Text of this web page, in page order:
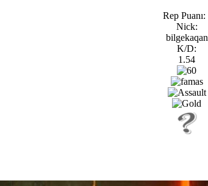
Rep Puanı:
Nick:
bilgekaqan
K/D:
1.54